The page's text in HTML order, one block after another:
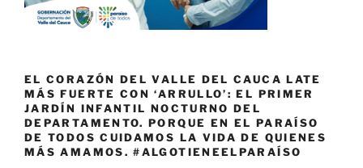
EL CORAZÓN DEL VALLE DEL CAUCA LATE
MÁS FUERTE CON ‘ARRULLO’: EL PRIMER
JARDÍN INFANTIL NOCTURNO DEL
DEPARTAMENTO. PORQUE EN EL PARAÍSO
DE TODOS CUIDAMOS LA VIDA DE QUIENES
MÁS AMAMOS. #ALGOTIENEELPARAÍSO